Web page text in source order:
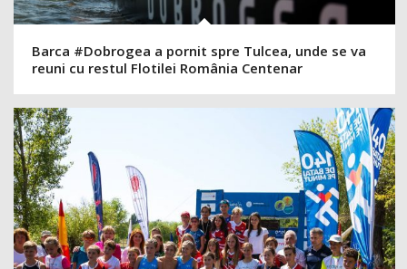
Barca #Dobrogea a pornit spre Tulcea, unde se va
reuni cu restul Flotilei România Centenar